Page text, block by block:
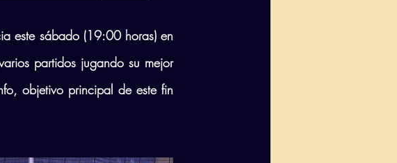
este sábado (19:00 horas) en
partidos jugando su mejor
objetivo principal de este fin